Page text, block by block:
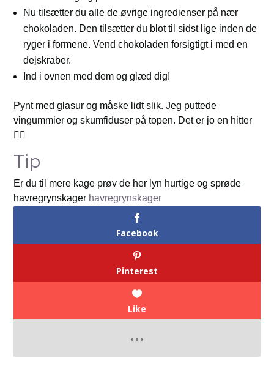
Nu tilsætter du alle de øvrige ingredienser på nær
chokoladen. Den tilsætter du blot til sidst lige inden de
ryger i formene. Vend chokoladen forsigtigt i med en
dejskraber.
Ind i ovnen med dem og glæd dig!
Pynt med glasur og måske lidt slik. Jeg puttede
vingummier og skumfiduser på topen. Det er jo en hitter
👌🏻
Tip
Er du til mere kage prøv de her lyn hurtige og sprøde
havregrynskager havregrynskager
Facebook
Pinterest
Like